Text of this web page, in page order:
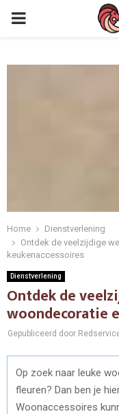
PRIMARY
Home
Dienstverlening
Ontdek de veelzijdige
keukenaccessoires
Dienstverlening
Ontdek de
woondecoratie
Gepubliceerd door
Op zoek naar leuke
fleuren? Dan ben je
Woonaccessoires